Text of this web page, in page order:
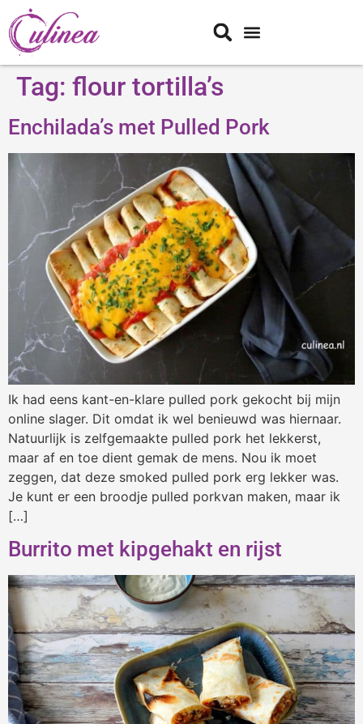
Tag: flour tortilla’s
Enchilada’s met Pulled Pork
Ik had eens kant-en-klare pulled pork gekocht bij mijn
online slager. Dit omdat ik wel benieuwd was hiernaar.
Natuurlijk is zelfgemaakte pulled pork het lekkerst,
maar af en toe dient gemak de mens. Nou ik moet
zeggen, dat deze smoked pulled pork erg lekker was.
Je kunt er een broodje pulled porkvan maken, maar ik
[…]
Burrito met kipgehakt en rijst